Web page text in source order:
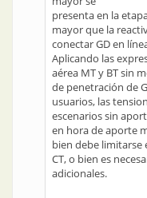
presenta en la
mayor que la
conectar GD en
Aplicando las
aérea MT y BT sin
de penetración de
usuarios, las
escenarios sin
en hora de aporte
bien debe limitarse
CT, o bien es
adicionales.